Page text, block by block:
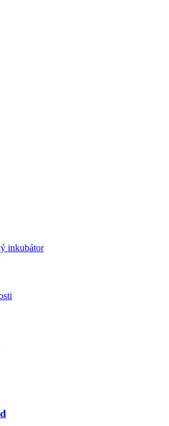
inkubátor